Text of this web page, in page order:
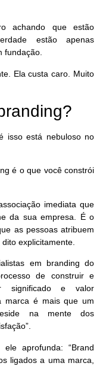
achando que estão
estão apenas
fundação.
Ela custa caro. Muito
isso está nebuloso no
é o que você constrói
imediata que
da sua empresa. É o
as pessoas atribuem
explicitamente.
em branding do
de construir e
significado e valor
marca é mais que um
na mente dos
aprofunda: “Brand
ligados a uma marca,